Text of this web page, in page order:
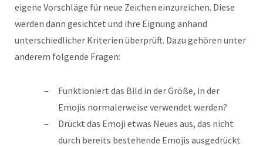
eigene Vorschläge für neue Zeichen einzureichen. Diese
werden dann gesichtet und ihre Eignung anhand
unterschiedlicher Kriterien überprüft. Dazu gehören unter
anderem folgende Fragen:
Funktioniert das Bild in der Größe, in der
Emojis normalerweise verwendet werden?
Drückt das Emoji etwas Neues aus, das nicht
durch bereits bestehende Emojis ausgedrückt